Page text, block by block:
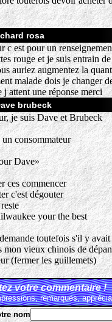
rosa
c est pour un
rouge et je suis entrain
auriez augmentez la
malade dois je changer
j attent une réponse merci
brubeck
je suis Dave et Brubeck
un consommateur
Dave»
ces commencer
c'est dégouter
your the best
toutefois s'il y
mon vieux chinois de
(fermer les guillemets)
votre commentaire !
remarques,
nom